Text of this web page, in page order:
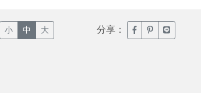
小 中 大 分享： 臉書分享(另開新
噗浪分享(另
Line分